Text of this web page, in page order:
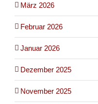
März 2026
Februar 2026
Januar 2026
Dezember 2025
November 2025